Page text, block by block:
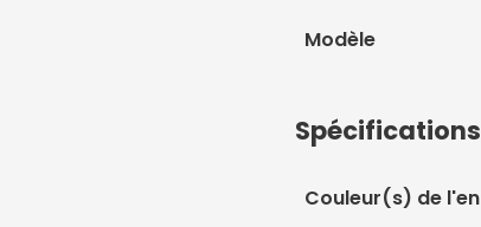
Modèle
Couleur(s) de